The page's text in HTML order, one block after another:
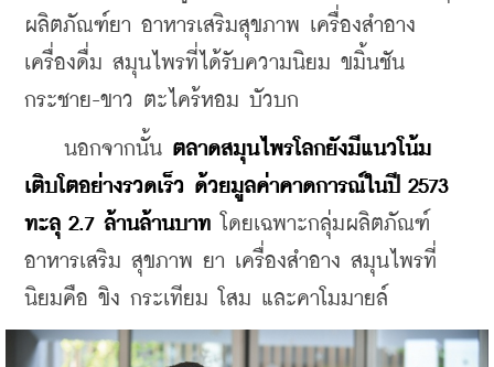
ผลิตภัณฑ์ยา อาหารเสริมสุขภาพ เครื่องสำอาง
เครื่องดื่ม สมุนไพรที่ได้รับความนิยม ขมิ้นชัน
กระชาย-ขาว ตะไคร้หอม บัวบก
นอกจากนั้น ตลาดสมุนไพรโลกยังมีแนวโน้ม
เติบโตอย่างรวดเร็ว ด้วยมูลค่าคาดการณ์ในปี 2573
ทะลุ 2.7 ล้านล้านบาท โดยเฉพาะกลุ่มผลิตภัณฑ์
อาหารเสริม สุขภาพ ยา เครื่องสำอาง สมุนไพรที่
นิยมคือ ขิง กระเทียม โสม และคาโมมายล์